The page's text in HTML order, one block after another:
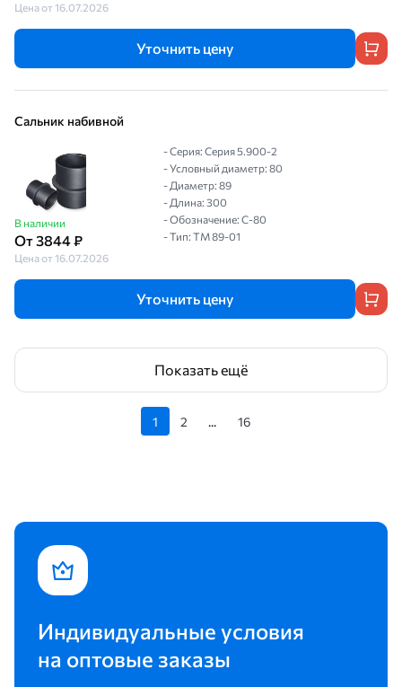
Цена от 16.07.2026
Уточнить цену
Сальник набивной
В наличии
От 3844 ₽
Цена от 16.07.2026
- Серия: Серия 5.900-2
- Условный диаметр: 80
- Диаметр: 89
- Длина: 300
- Обозначение: С-80
- Тип: ТМ 89-01
Уточнить цену
Показать ещё
1 2 ... 16
Индивидуальные условия
на оптовые заказы